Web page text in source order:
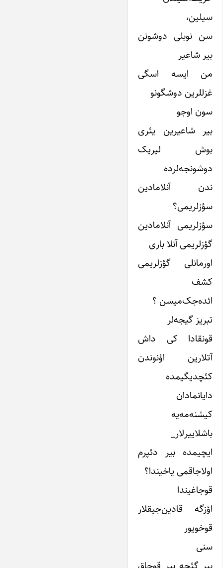
سیلین،
سن نوبلی دوشونن
بیر شاعیر
من ایسه اسگی
غزللرین دوشگونو
سون اوجو
بیر شاعیرین یئری
بوش لیریک
دوشونجه‌لرده
ندن آنلامادین
سؤزلریمی؟
سؤزلریمی آنلامادین
گؤزلریمی آنلا باری
اورمانلی گؤزلریمی
کشف
ائده‌جک‌میسن ؟
تبریز گیجه‌لر
قونقادا کی داش
آتلارین اؤنوندن
کئچدیگیمده
دایانمادان
کیشنه‌مه‌یه
باشلاییرلار_
ایچیمده بیر دئپرم
اولاجاقمی یاخیندا؟
قوجاغیندا
اؤزگه قادین‌جیقلار
قوخویور
سنی